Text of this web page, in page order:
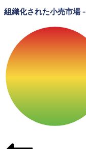
組織化された小売市場-